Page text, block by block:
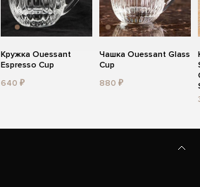
Кружка Ouessant
Espresso Cup
640 ₽
Чашка Ouessant Glass
Cup
880 ₽